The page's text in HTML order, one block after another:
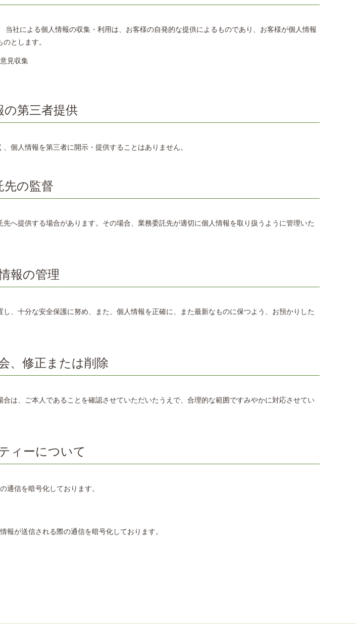
社による個人情報の収集・利用は、お客様の自発的な提供によるものであり、お客様が個人情報
とします。
見収集
の第三者提供
個人情報を第三者に開示・提供することはありません。
先の監督
へ提供する場合があります。その場合、業務委託先が適切に個人情報を取り扱うように管理いた
報の管理
、十分な安全保護に努め、また、個人情報を正確に、また最新なものに保つよう、お預かりした
、修正または削除
は、ご本人であることを確認させていただいたうえで、合理的な範囲ですみやかに対応させてい
ィーについて
通信を暗号化しております。
報が送信される際の通信を暗号化しております。